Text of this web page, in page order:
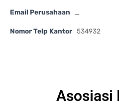
Email Perusahaan
Nomor Telp Kantor 534932
Asosiasi